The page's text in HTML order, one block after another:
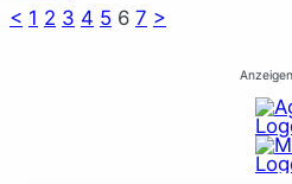
< 1 2 3 4 5 6 7 >
Anzeigen